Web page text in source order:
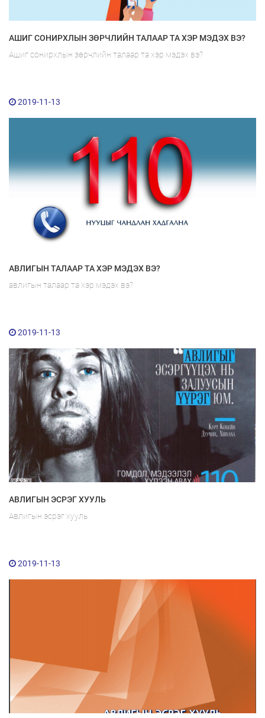
АШИГ СОНИРХЛЫН ЗӨРЧЛИЙН ТАЛААР ТА ХЭР МЭДЭХ ВЭ?
Ашиг сонирхлын зөрчлийн талаар та хэр мэдэх вэ?
2019-11-13
АВЛИГЫН ТАЛААР ТА ХЭР МЭДЭХ ВЭ?
авлигын талаар та хэр мэдэх вэ?
2019-11-13
АВЛИГЫН ЭСРЭГ ХУУЛЬ
Авлигын эсрэг хууль
2019-11-13